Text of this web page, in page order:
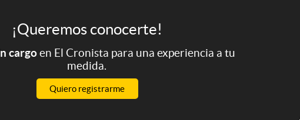
¡Queremos conocerte!
cargoen El Cronista para una experiencia a tu
medida.
Quiero registrarme